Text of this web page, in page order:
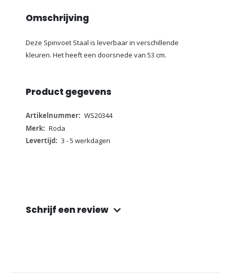
Omschrijving
Deze Spinvoet Staal is leverbaar in verschillende
kleuren. Het heeft een doorsnede van 53 cm.
Product gegevens
Meer
informatie
WS20344
Roda
3 - 5 werkdagen
Schrijf een review